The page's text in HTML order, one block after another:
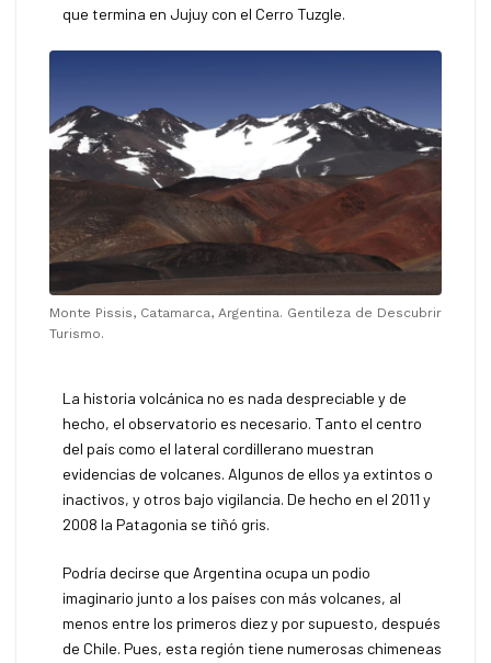
que termina en Jujuy con el Cerro Tuzgle.
Monte Pissis, Catamarca, Argentina. Gentileza de Descubrir
Turismo.
La historia volcánica no es nada despreciable y de
hecho, el observatorio es necesario. Tanto el centro
del país como el lateral cordillerano muestran
evidencias de volcanes. Algunos de ellos ya extintos o
inactivos, y otros bajo vigilancia. De hecho en el 2011 y
2008 la Patagonia se tiñó gris.
Podría decirse que Argentina ocupa un podio
imaginario junto a los países con más volcanes, al
menos entre los primeros diez y por supuesto, después
de Chile. Pues, esta región tiene numerosas chimeneas